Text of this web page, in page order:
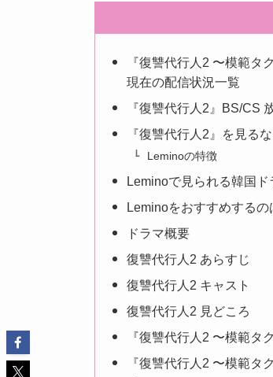
『復讐代行人2 〜模範タ
現在の配信状況一覧
『復讐代行人2』BS/CS
『復讐代行人2』を見る
Leminoの特徴
Leminoで見られる韓国ド
Leminoをおすすめするの
ドラマ概要
復讐代行人2 あらすじ
復讐代行人2 キャスト
復讐代行人2 見どころ
『復讐代行人2 〜模範タ
『復讐代行人2 〜模範タ